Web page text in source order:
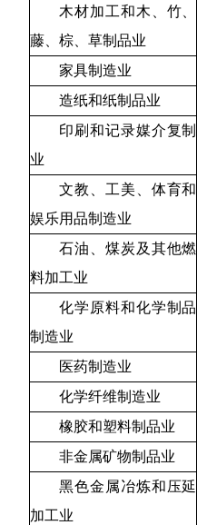
木材加工和木、竹、
藤、棕、草制品业
家具制造业
造纸和纸制品业
印刷和记录媒介复制
业
文教、工美、体育和
娱乐用品制造业
石油、煤炭及其他燃
料加工业
化学原料和化学制品
制造业
医药制造业
化学纤维制造业
橡胶和塑料制品业
非金属矿物制品业
黑色金属冶炼和压延
加工业